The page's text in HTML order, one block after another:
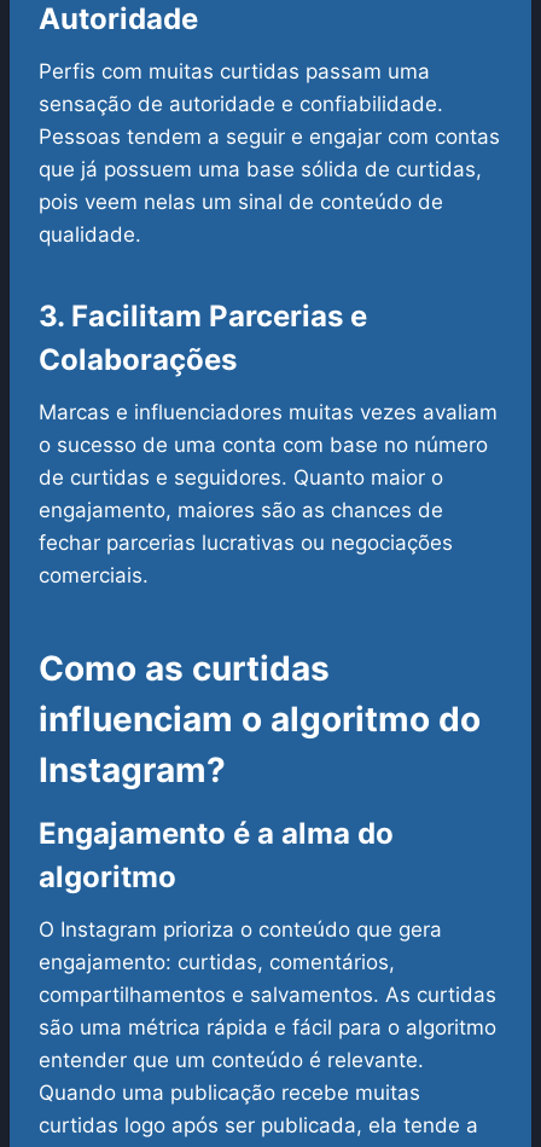
Autoridade
Perfis com muitas curtidas passam uma
sensação de autoridade e confiabilidade.
Pessoas tendem a seguir e engajar com contas
que já possuem uma base sólida de curtidas,
pois veem nelas um sinal de conteúdo de
qualidade.
3. Facilitam Parcerias e
Colaborações
Marcas e influenciadores muitas vezes avaliam
o sucesso de uma conta com base no número
de curtidas e seguidores. Quanto maior o
engajamento, maiores são as chances de
fechar parcerias lucrativas ou negociações
comerciais.
Como as curtidas
influenciam o algoritmo do
Instagram?
Engajamento é a alma do
algoritmo
O Instagram prioriza o conteúdo que gera
engajamento: curtidas, comentários,
compartilhamentos e salvamentos. As curtidas
são uma métrica rápida e fácil para o algoritmo
entender que um conteúdo é relevante.
Quando uma publicação recebe muitas
curtidas logo após ser publicada, ela tende a